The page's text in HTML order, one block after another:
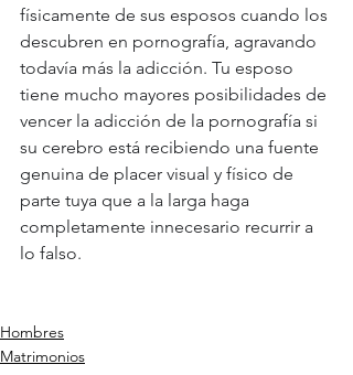
físicamente de sus esposos cuando los
descubren en pornografía, agravando
todavía más la adicción. Tu esposo
tiene mucho mayores posibilidades de
vencer la adicción de la pornografía si
su cerebro está recibiendo una fuente
genuina de placer visual y físico de
parte tuya que a la larga haga
completamente innecesario recurrir a
lo falso.
Hombres
Matrimonios